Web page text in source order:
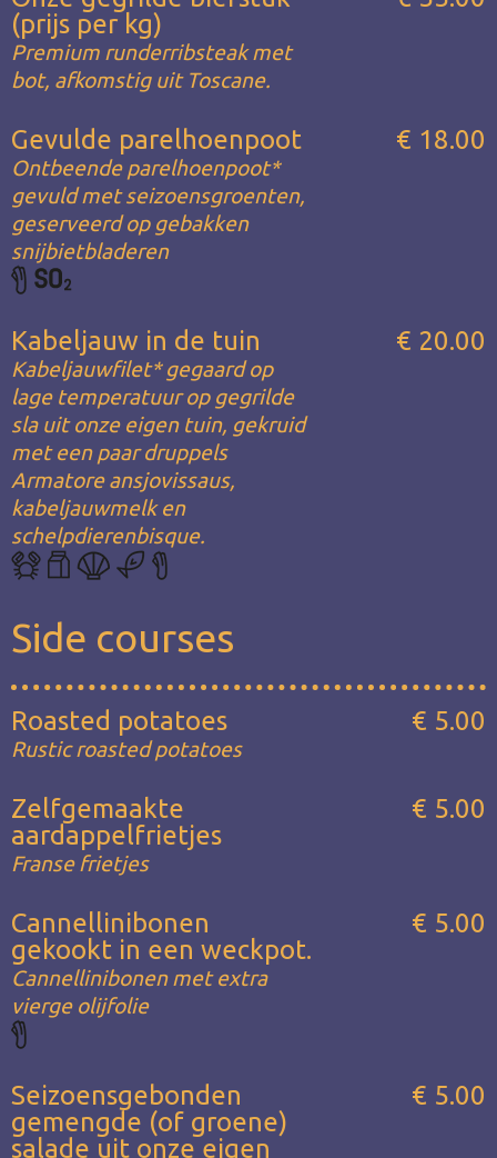
(prijs per kg)
Premium runderribsteak met
bot, afkomstig uit Toscane.
Gevulde parelhoenpoot
Ontbeende parelhoenpoot*
gevuld met seizoensgroenten,
geserveerd op gebakken
snijbietbladeren
€ 18.00
Kabeljauw in de tuin
Kabeljauwfilet* gegaard op
lage temperatuur op gegrilde
sla uit onze eigen tuin, gekruid
met een paar druppels
Armatore ansjovissaus,
kabeljauwmelk en
schelpdierenbisque.
€ 20.00
Side courses
Roasted potatoes
Rustic roasted potatoes
€ 5.00
Zelfgemaakte
aardappelfrietjes
Franse frietjes
€ 5.00
Cannellinibonen
gekookt in een weckpot.
Cannellinibonen met extra
vierge olijfolie
€ 5.00
Seizoensgebonden
gemengde (of groene)
salade uit onze eigen
€ 5.00